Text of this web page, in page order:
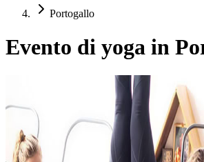
Portogallo
Evento di yoga in
Summer Yoga Ritiro: Dalla Pelle
LUGLIO